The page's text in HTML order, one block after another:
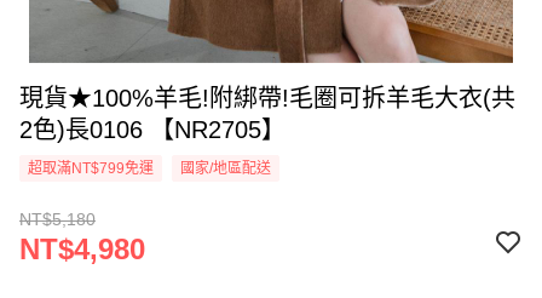
現貨★100%羊毛!附綁帶!毛圈可拆羊毛大衣(共
2色)長0106 【NR2705】
超取滿NT$799免運 國家/地區配送
NT$5,180
NT$4,980